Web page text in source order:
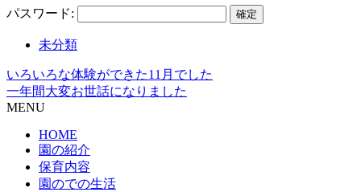
パスワード:
未分類
いろいろな体験ができた11月でした
一年間大変お世話になりました
MENU
HOME
園の紹介
保育内容
園のでの生活